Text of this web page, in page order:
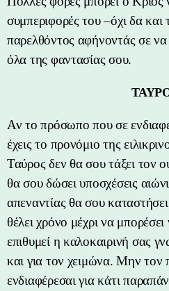
συμπεριφορές του –όχι δα και
παρελθόντος αφήνοντάς σε
όλα της φαντασίας σου.
Αν το πρόσωπο που σε
έχεις το προνόμιο της
Ταύρος δεν θα σου τάξει τον
θα σου δώσει υποσχέσεις
απεναντίας θα σου
θέλει χρόνο μέχρι να
επιθυμεί η καλοκαιρινή σας
και για τον χειμώνα. Μην τον
ενδιαφέρεσαι για κάτι